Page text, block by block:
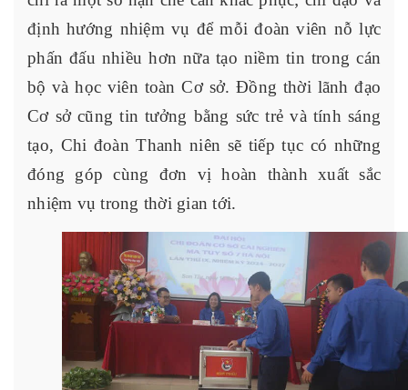
định hướng nhiệm vụ để mỗi đoàn viên nỗ lực
phấn đấu nhiều hơn nữa tạo niềm tin trong cán
bộ và học viên toàn Cơ sở. Đồng thời lãnh đạo
Cơ sở cũng tin tưởng bằng sức trẻ và tính sáng
tạo, Chi đoàn Thanh niên sẽ tiếp tục có những
đóng góp cùng đơn vị hoàn thành xuất sắc
nhiệm vụ trong thời gian tới.